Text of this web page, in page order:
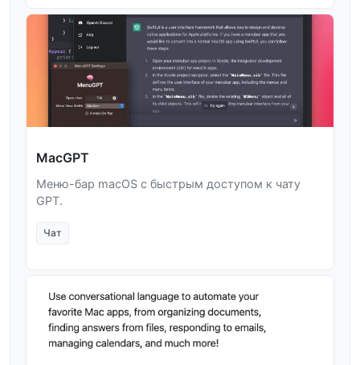
MacGPT
Меню-бар macOS с быстрым доступом к чату
GPT.
Чат